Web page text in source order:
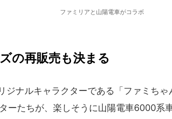
ファミリアと山陽電車がコラボ
の再販売も決まる
ジナルキャラクターである「ファミちゃ
ーたちが、楽しそうに山陽電車6000系